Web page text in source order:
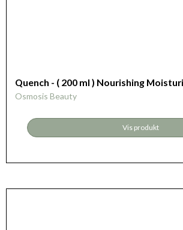
Quench - ( 200 ml ) Nourishing
Osmosis Beauty
Vis produkt